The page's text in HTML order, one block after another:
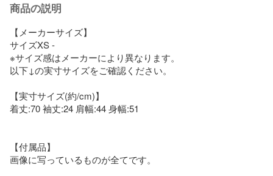
商品の説明
【メーカーサイズ】
サイズXS -
※サイズ感はメーカーにより異なります。
以下↓の実寸サイズをご確認ください。
【実寸サイズ(約/cm)】
着丈:70 袖丈:24 肩幅:44 身幅:51
【付属品】
画像に写っているものが全てです。